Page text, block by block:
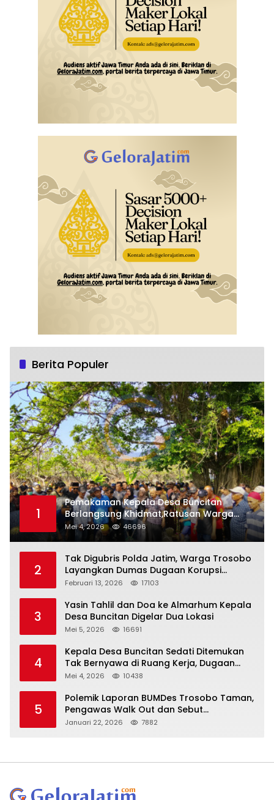
Berita Populer
1
Pemakaman Kepala Desa Buncitan
Berlangsung Khidmat,Ratusan Warga
Larut Dalam Duka Yang Mendalam
Mei 4, 2026 46696
2
Tak Digubris Polda Jatim, Warga Trosobo
Layangkan Dumas Dugaan Korupsi
Oknum DPRD Sidoarjo ke Kapolri
Februari 13, 2026 17103
3
Yasin Tahlil dan Doa ke Almarhum Kepala
Desa Buncitan Digelar Dua Lokasi
Mei 5, 2026 16691
4
Kepala Desa Buncitan Sedati Ditemukan
Tak Bernyawa di Ruang Kerja, Dugaan
Bunuh Diri Menguat
Mei 4, 2026 10438
5
Polemik Laporan BUMDes Trosobo Taman,
Pengawas Walk Out dan Sebut
Kejanggalan
Januari 22, 2026 7882